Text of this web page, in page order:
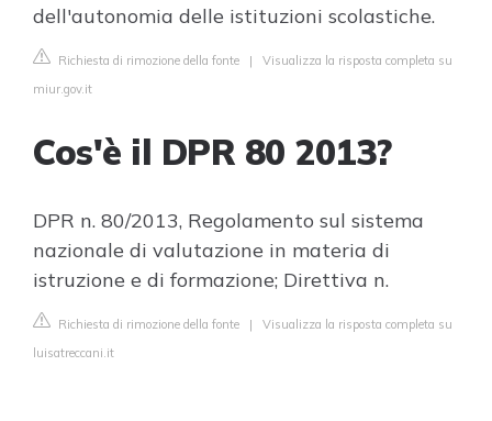
dell'autonomia delle istituzioni scolastiche.
Richiesta di rimozione della fonte | Visualizza la risposta completa su
miur.gov.it
Cos'è il DPR 80 2013?
DPR n. 80/2013, Regolamento sul sistema
nazionale di valutazione in materia di
istruzione e di formazione; Direttiva n.
Richiesta di rimozione della fonte | Visualizza la risposta completa su
luisatreccani.it